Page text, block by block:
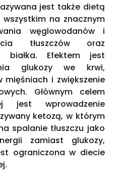
jest także dietą
na znacznym
węglowodanów i
tłuszczów oraz
białka. Efektem jest
glukozy we krwi,
i zwiększenie
Głównym celem
jest wprowadzenie
ketozą, w którym
spalanie tłuszczu jako
zamiast glukozy,
ograniczona w diecie